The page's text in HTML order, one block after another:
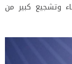
وتشجيع كبير من